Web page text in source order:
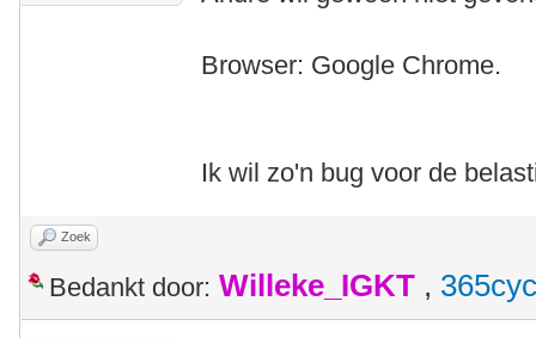
Browser: Google Chrome.
Ik wil zo'n bug voor de
Zoek
Bedankt door: Willeke_IGKT ,